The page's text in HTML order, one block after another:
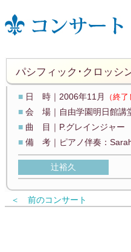
パシフィック･クロッシ
■ 日 時｜2006年11月 （終
■ 会 場｜自由学園明日館講
■ 曲 目｜P.グレインジャー
■ 備 考｜ピアノ伴奏：
辻裕久
＜ 前のコンサート